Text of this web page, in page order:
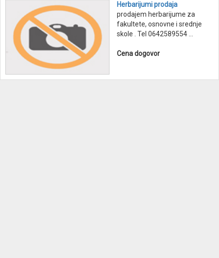
Herbarijumi prodaja
prodajem herbarijume za
fakultete, osnovne i srednje
skole . Tel 0642589554 ...
Cena dogovor